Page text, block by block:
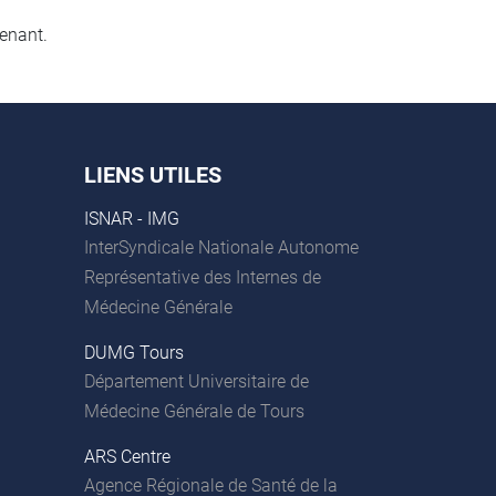
LIENS UTILES
ISNAR - IMG
InterSyndicale Nationale Autonome
Représentative des Internes de
Médecine Générale
DUMG Tours
Département Universitaire de
Médecine Générale de Tours
ARS Centre
Agence Régionale de Santé de la